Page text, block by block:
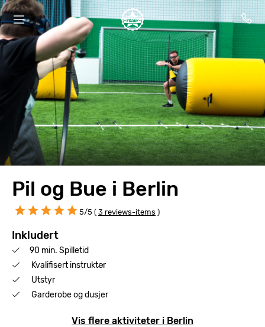
Pil og Bue i Berlin
5/5 ( 3 reviews-items )
Inkludert
90 min. Spilletid
Kvalifisert instruktør
Utstyr
Garderobe og dusjer
Vis flere aktiviteter i Berlin